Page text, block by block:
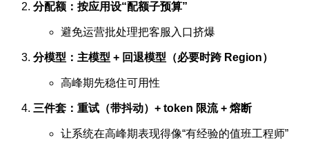
分配额：按应用设“配额子预算”
避免运营批处理把客服入口挤爆
分模型：主模型 + 回退模型（必要时跨 Region）
高峰期先稳住可用性
三件套：重试（带抖动）+ token 限流 + 熔断
让系统在高峰期表现得像“有经验的值班工程师”